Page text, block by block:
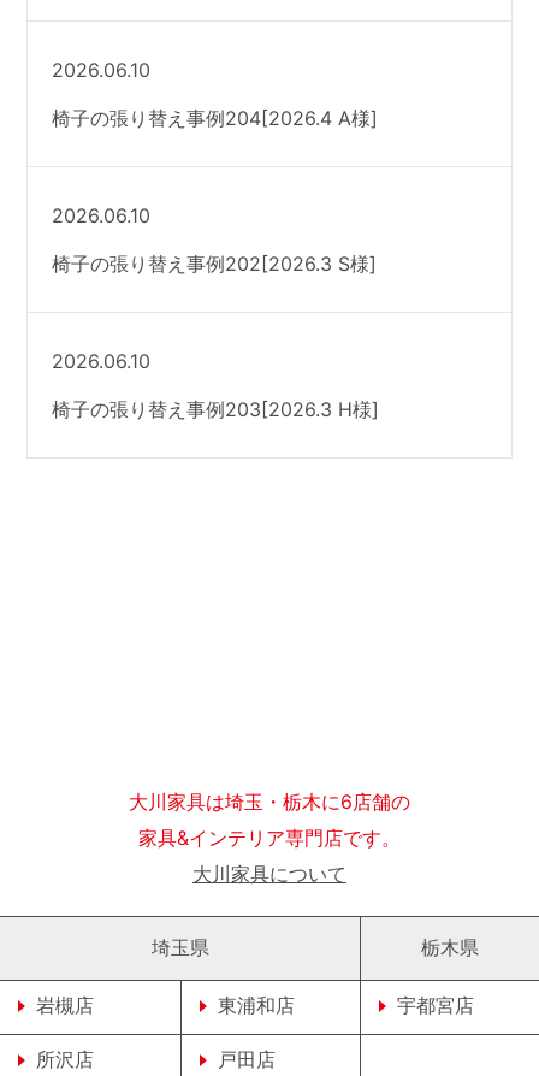
2026.06.10
椅子の張り替え事例204[2026.4 A様]
2026.06.10
椅子の張り替え事例202[2026.3 S様]
2026.06.10
椅子の張り替え事例203[2026.3 H様]
大川家具は埼玉・栃木に6店舗の
家具&インテリア専門店です。
大川家具について
埼玉県
岩槻店 東浦和店
所沢店 戸田店
栃木県
宇都宮店